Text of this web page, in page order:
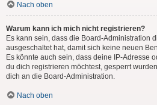
Nach oben
Warum kann ich mich nicht registrieren?
Es kann sein, dass die Board-Administration
ausgeschaltet hat, damit sich keine neuen
Es könnte auch sein, dass deine IP-Adresse
du dich registrieren möchtest, gesperrt
dich an die Board-Administration.
Nach oben